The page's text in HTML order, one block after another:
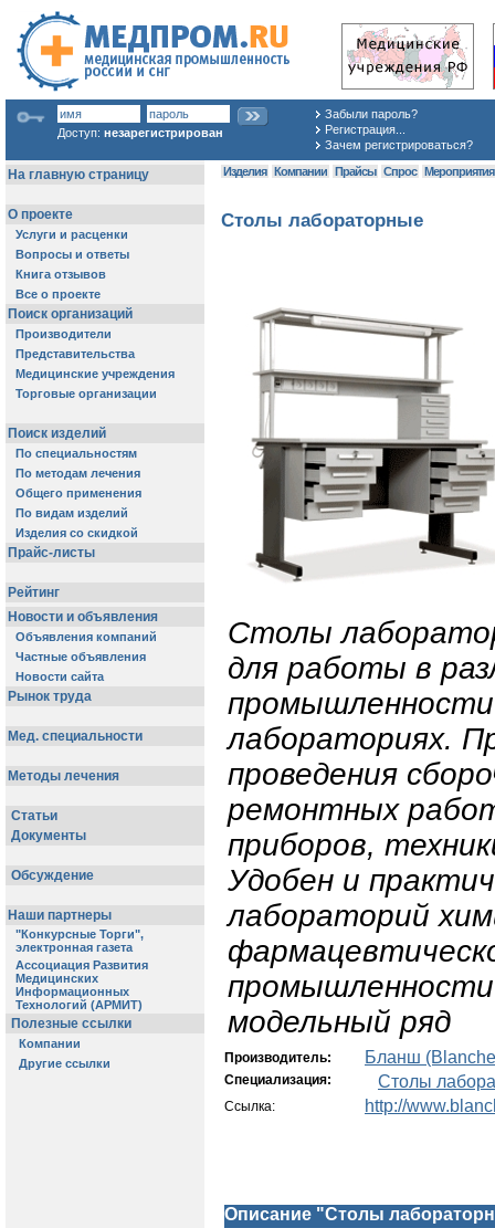
Доступ: незарегистрирован
Забыли пароль?
Регистрация...
Зачем регистрироваться?
Изделия Компании Прайсы Спрос Мероприятия
Столы лабораторные
Столы
для работы в
промышленности
лабораториях.
проведения
ремонтных
приборов,
Удобен и
лабораторий
модельный ряд
Производитель: Бланш
Специализация: Столы
Ссылка: http://
Описание "Столы